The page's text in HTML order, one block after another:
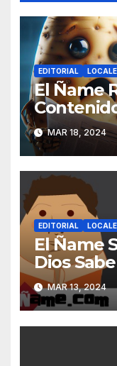
EDITORIAL
El Ñame
Artificial
MAR 18, 2024
EDITORIAL
El Ñame
Dios
Gatos
Dijeron
MAR 13, 2024